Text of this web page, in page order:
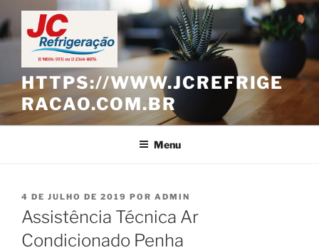
Pular
para
o
conteúdo
HTTPS://WWW.JCREFRIGE
RACAO.COM.BR
Menu
PUBLICADO
EM
4 DE JULHO DE 2019 POR ADMIN
Assistência Técnica Ar
Condicionado Penha